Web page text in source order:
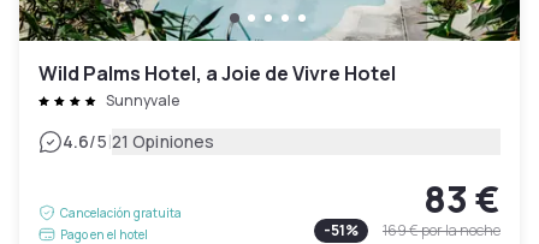
Wild Palms Hotel, a Joie de Vivre Hotel
Sunnyvale
4.6/5|21 Opiniones
Cancelación gratuita
Pago en el hotel
83 €
-51% 169 €por la noche